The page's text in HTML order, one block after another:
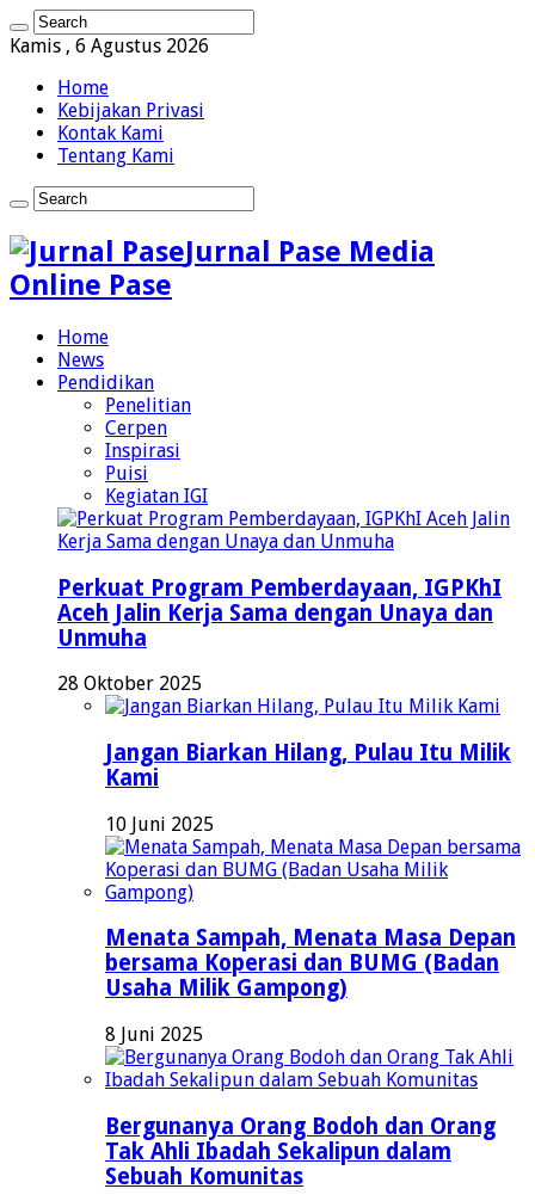
Kamis , 6 Agustus 2026
Home
Kebijakan Privasi
Kontak Kami
Tentang Kami
Jurnal Pase Media
Online Pase
Home
News
Pendidikan
Penelitian
Cerpen
Inspirasi
Puisi
Kegiatan IGI
Perkuat Program Pemberdayaan, IGPKhI
Aceh Jalin Kerja Sama dengan Unaya dan
Unmuha
28 Oktober 2025
Jangan Biarkan Hilang, Pulau Itu Milik
Kami
10 Juni 2025
Menata Sampah, Menata Masa Depan
bersama Koperasi dan BUMG (Badan
Usaha Milik Gampong)
8 Juni 2025
Bergunanya Orang Bodoh dan Orang
Tak Ahli Ibadah Sekalipun dalam
Sebuah Komunitas